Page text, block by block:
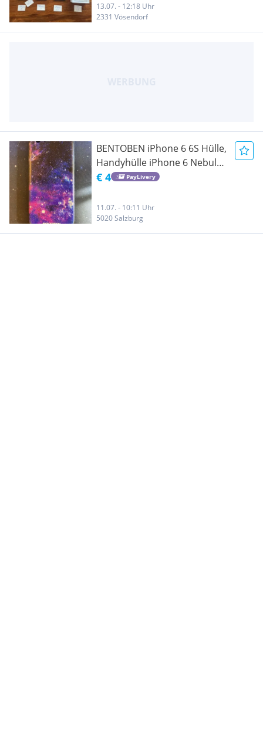
13.07. - 12:18 Uhr
2331 Vösendorf
BENTOBEN iPhone 6 6S Hülle,
Handyhülle iPhone 6 Nebula
Pattern Muster mit Solider
Cover stoßfest Kratzfest
Hülle für iPhone 6 iPhone 6s
Lila Schwarz
€ 4 PayLivery
11.07. - 10:11 Uhr
5020 Salzburg